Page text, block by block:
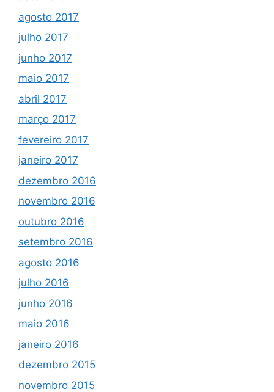
agosto 2017
julho 2017
junho 2017
maio 2017
abril 2017
março 2017
fevereiro 2017
janeiro 2017
dezembro 2016
novembro 2016
outubro 2016
setembro 2016
agosto 2016
julho 2016
junho 2016
maio 2016
janeiro 2016
dezembro 2015
novembro 2015